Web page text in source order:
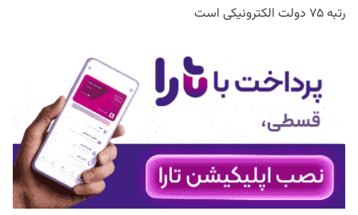
رتبه ۷۵ دولت الکترونیکی است